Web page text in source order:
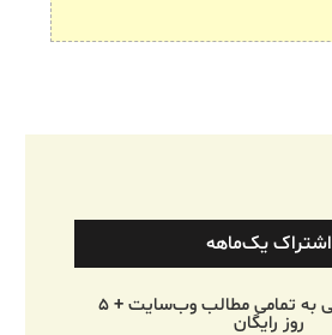
اشتراک یک‌ماهه
یک ماه دسترسی به تمامی مطالب وب‌سایت + ۵
روز رایگان